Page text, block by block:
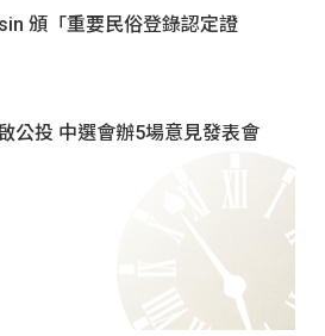
頒「重要民俗登錄認定證
公投 中選會辦5場意見發表會